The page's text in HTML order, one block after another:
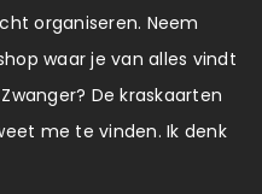
organiseren. Neem
waar je van alles vindt
De kraskaarten
me te vinden. Ik denk